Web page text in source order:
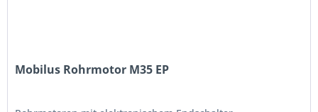
Mobilus Rohrmotor M35 EP